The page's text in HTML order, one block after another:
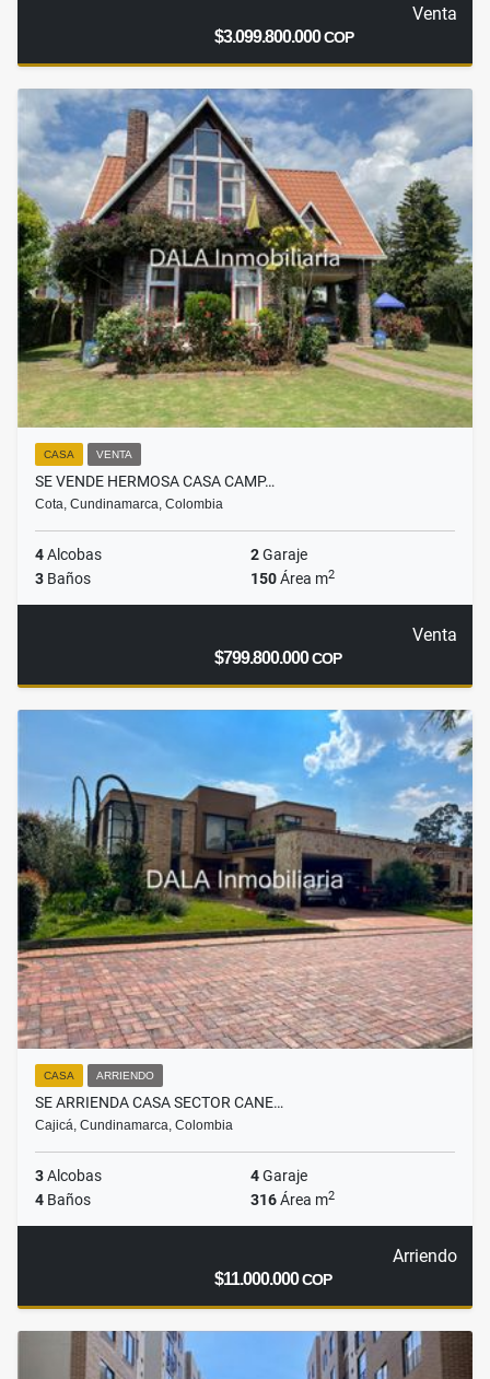
Venta
$3.099.800.000COP
CASA VENTA
SE VENDE HERMOSA CASA CAMP…
Cota, Cundinamarca, Colombia
4Alcobas 2Garaje
3 Baños 150Área m2
Venta
$799.800.000COP
CASA ARRIENDO
SE ARRIENDA CASA SECTOR CANE…
Cajicá, Cundinamarca, Colombia
3Alcobas 4Garaje
4 Baños 316Área m2
Arriendo
$11.000.000COP